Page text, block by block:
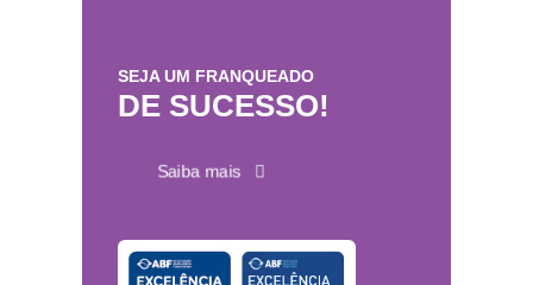
SEJA UM FRANQUEADO
DE SUCESSO!
Saiba mais